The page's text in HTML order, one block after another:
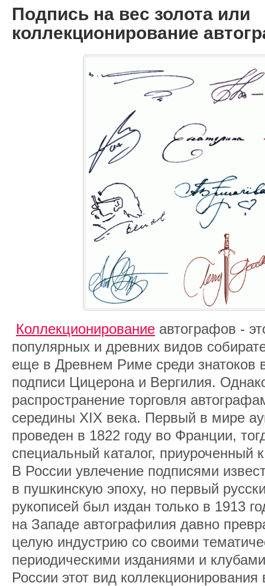
Подпись на вес золота или
коллекционирование
Коллекционирование автографов -
популярных и древних видов
еще в Древнем Риме среди знатоков
подписи Цицерона и Вергилия.
распространение торговля
середины XIX века. Первый в мире
проведен в 1822 году во Франции,
специальный каталог, приуроченный
В России увлечение подписями
в пушкинскую эпоху, но первый
рукописей был издан только в 1913
на Западе автографилия давно
целую индустрию со своими
периодическими изданиями и
России этот вид